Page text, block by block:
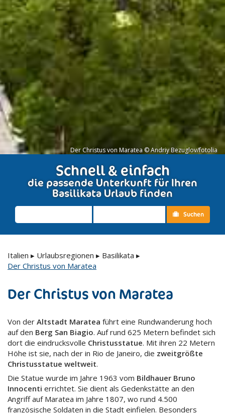
Der Christus von Maratea © Andriy Bezuglov/fotolia
Schnell & einfach
die passende Unterkunft für Ihren
Basilikata Urlaub finden
Suchen
Italien ▸ Urlaubsregionen ▸ Basilikata ▸
Der Christus von Maratea
Der Christus von Maratea
Von der Altstadt Maratea führt eine Rundwanderung hoch
auf den Berg San Biagio. Auf rund 625 Metern befindet sich
dort die eindrucksvolle Christusstatue. Mit ihren 22 Metern
Höhe ist sie, nach der in Rio de Janeiro, die zweitgrößte
Christusstatue weltweit.
Die Statue wurde im Jahre 1963 vom Bildhauer Bruno
Innocenti errichtet. Sie dient als Gedenkstätte an den
Angriff auf Maratea im Jahre 1807, wo rund 4.500
französische Soldaten in die Stadt einfielen. Besonders